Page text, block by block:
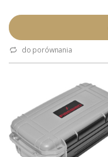
do porównania